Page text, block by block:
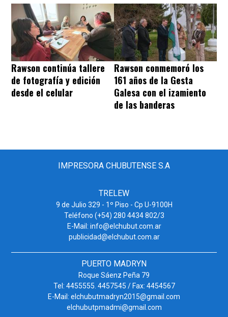
Rawson continúa tallere
de fotografía y edición
desde el celular
Rawson conmemoró los
161 años de la Gesta
Galesa con el izamiento
de las banderas
IMPRESORA CHUBUTENSE S.A
TRELEW
9 de Julio 329 - 1º Piso - Cp U-9100H
Teléfono (+54) 280 4434 802/3
E-Mail: info@elchubut.com.ar
publicidad@elchubut.com.ar
PUERTO MADRYN
Roque Sáenz Peña 79
Tel: 4455555. 4457545 / Fax: 4454567
E-Mail: elchubutmadryn2015@gmail.com
elchubutpmadmi@gmail.com